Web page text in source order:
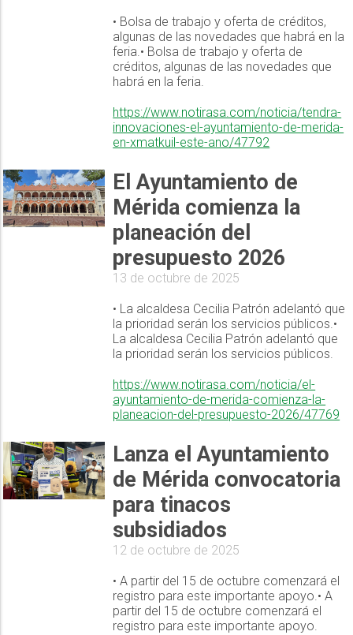
• Bolsa de trabajo y oferta de créditos,
algunas de las novedades que habrá en la
feria.• Bolsa de trabajo y oferta de
créditos, algunas de las novedades que
habrá en la feria.
https://www.notirasa.com/noticia/tendra-
innovaciones-el-ayuntamiento-de-merida-
en-xmatkuil-este-ano/47792
El Ayuntamiento de
Mérida comienza la
planeación del
presupuesto 2026
13 de octubre de 2025
• La alcaldesa Cecilia Patrón adelantó que
la prioridad serán los servicios públicos.•
La alcaldesa Cecilia Patrón adelantó que
la prioridad serán los servicios públicos.
https://www.notirasa.com/noticia/el-
ayuntamiento-de-merida-comienza-la-
planeacion-del-presupuesto-2026/47769
Lanza el Ayuntamiento
de Mérida convocatoria
para tinacos
subsidiados
12 de octubre de 2025
• A partir del 15 de octubre comenzará el
registro para este importante apoyo.• A
partir del 15 de octubre comenzará el
registro para este importante apoyo.